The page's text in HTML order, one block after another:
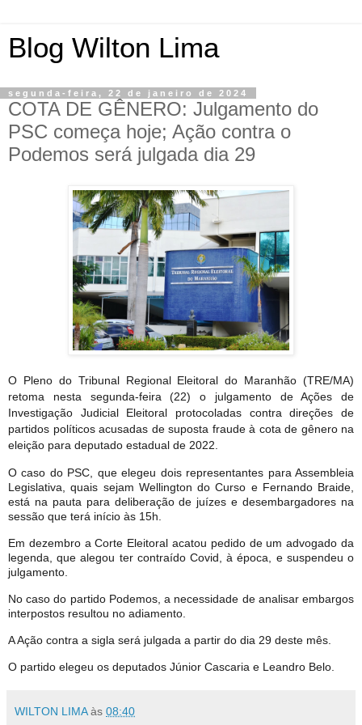
Blog Wilton Lima
segunda-feira, 22 de janeiro de 2024
COTA DE GÊNERO: Julgamento do
PSC começa hoje; Ação contra o
Podemos será julgada dia 29
O Pleno do Tribunal Regional Eleitoral do Maranhão (TRE/MA)
retoma nesta segunda-feira (22) o julgamento de Ações de
Investigação Judicial Eleitoral protocoladas contra direções de
partidos políticos acusadas de suposta fraude à cota de gênero na
eleição para deputado estadual de 2022.
O caso do PSC, que elegeu dois representantes para Assembleia
Legislativa, quais sejam Wellington do Curso e Fernando Braide,
está na pauta para deliberação de juízes e desembargadores na
sessão que terá início às 15h.
Em dezembro a Corte Eleitoral acatou pedido de um advogado da
legenda, que alegou ter contraído Covid, à época, e suspendeu o
julgamento.
No caso do partido Podemos, a necessidade de analisar embargos
interpostos resultou no adiamento.
A Ação contra a sigla será julgada a partir do dia 29 deste mês.
O partido elegeu os deputados Júnior Cascaria e Leandro Belo.
WILTON LIMA às 08:40